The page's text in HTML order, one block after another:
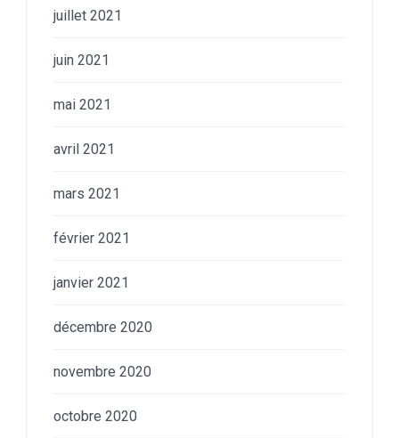
juillet 2021
juin 2021
mai 2021
avril 2021
mars 2021
février 2021
janvier 2021
décembre 2020
novembre 2020
octobre 2020